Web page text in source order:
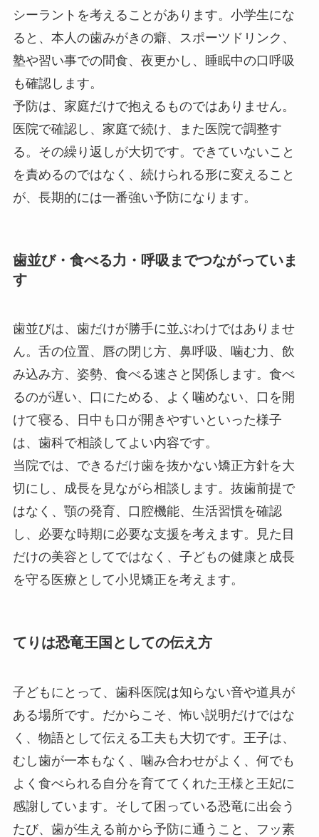
シーラントを考えることがあります。小学生にな
ると、本人の歯みがきの癖、スポーツドリンク、
塾や習い事での間食、夜更かし、睡眠中の口呼吸
も確認します。
予防は、家庭だけで抱えるものではありません。
医院で確認し、家庭で続け、また医院で調整す
る。その繰り返しが大切です。できていないこと
を責めるのではなく、続けられる形に変えること
が、長期的には一番強い予防になります。
歯並び・食べる力・呼吸までつながっていま
す
歯並びは、歯だけが勝手に並ぶわけではありませ
ん。舌の位置、唇の閉じ方、鼻呼吸、噛む力、飲
み込み方、姿勢、食べる速さと関係します。食べ
るのが遅い、口にためる、よく噛めない、口を開
けて寝る、日中も口が開きやすいといった様子
は、歯科で相談してよい内容です。
当院では、できるだけ歯を抜かない矯正方針を大
切にし、成長を見ながら相談します。抜歯前提で
はなく、顎の発育、口腔機能、生活習慣を確認
し、必要な時期に必要な支援を考えます。見た目
だけの美容としてではなく、子どもの健康と成長
を守る医療として小児矯正を考えます。
てりは恐竜王国としての伝え方
子どもにとって、歯科医院は知らない音や道具が
ある場所です。だからこそ、怖い説明だけではな
く、物語として伝える工夫も大切です。王子は、
むし歯が一本もなく、噛み合わせがよく、何でも
よく食べられる自分を育ててくれた王様と王妃に
感謝しています。そして困っている恐竜に出会う
たび、歯が生える前から予防に通うこと、フッ素